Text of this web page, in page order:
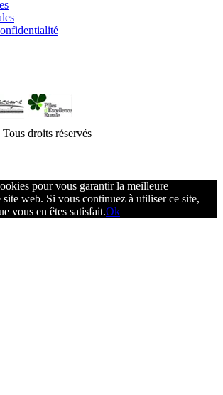
droits réservés
pour vous garantir la meilleure
site web. Si vous continuez à utiliser ce site,
vous en êtes satisfait.Ok